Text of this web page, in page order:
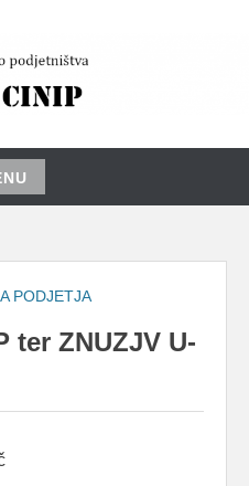
PODJETJA
ter ZNUZJV U-